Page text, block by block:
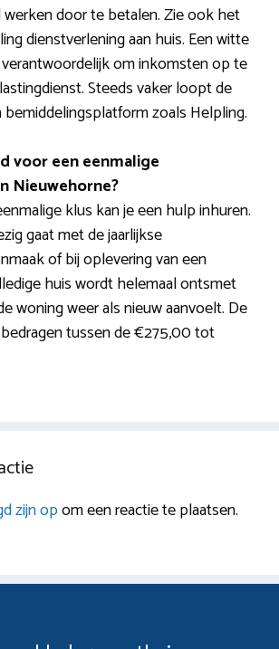
door te betalen. Zie ook het
dienstverlening aan huis. Een witte
om inkomsten op te
Steeds vaker loopt de
bemiddelingsplatform zoals Helpling.
voor een eenmalige
Nieuwehorne?
klus kan je een hulp inhuren.
gaat met de jaarlijkse
of bij oplevering van een
huis wordt helemaal ontsmet
woning weer als nieuw aanvoelt. De
tussen de €275,00 tot
zijn opom een reactie te plaatsen.